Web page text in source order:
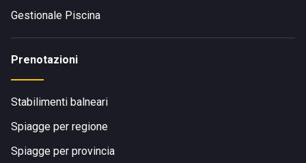
Gestionale Piscina
Prenotazioni
Stabilimenti balneari
Spiagge per regione
Spiagge per provincia